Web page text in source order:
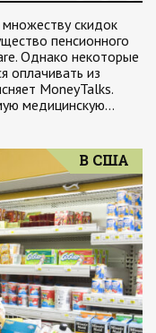
скидок
пенсионного
Однако некоторые
оплачивать из
MoneyTalks.
медицинскую…
В США